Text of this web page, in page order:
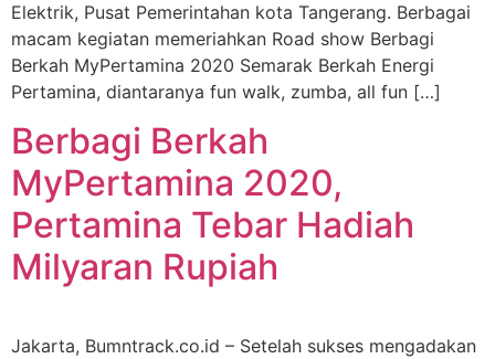
Elektrik, Pusat Pemerintahan kota Tangerang. Berbagai
macam kegiatan memeriahkan Road show Berbagi
Berkah MyPertamina 2020 Semarak Berkah Energi
Pertamina, diantaranya fun walk, zumba, all fun […]
Berbagi Berkah
MyPertamina 2020,
Pertamina Tebar Hadiah
Milyaran Rupiah
Jakarta, Bumntrack.co.id – Setelah sukses mengadakan